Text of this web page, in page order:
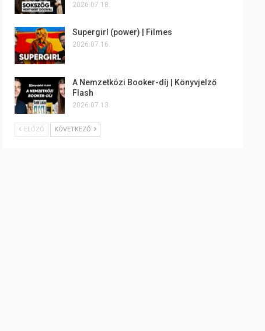
2026.07.18.
Supergirl (power) | Filmes
2026.07.16.
A Nemzetközi Booker-díj | Könyvjelző
Flash
2026.07.13.
ELŐZŐ KÖVETKEZŐ